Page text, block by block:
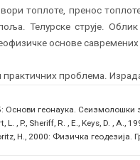
топлоте, пренос
Телурске струје.
основе савремених
проблема.
Основи геонаука. Сеизмолошки
L. , P., Sheriff, R. , E., Keys, D. ,
H., 2000: Физичка геодезија.